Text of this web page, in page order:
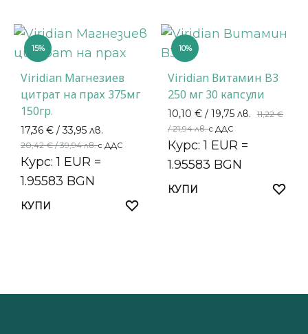
15%
Viridian Магнезиев
цитрат на прах 375мг
150гр.
17,36 € / 33,95 лв.
20,42€/ 39,94 лв.с ДДС
Курс: 1 EUR =
1.95583 BGN
КУПИ
10%
Viridian Витамин B3
250 мг 30 капсули
10,10 € / 19,75 лв. 11,22€
/ 21,94 лв.с ДДС
Курс: 1 EUR =
1.95583 BGN
КУПИ